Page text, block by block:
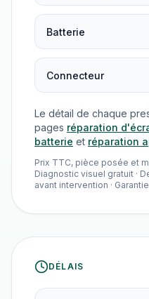
Batterie
Connecteur
Le détail de chaque
pages réparation
batterie et réparation
Prix TTC, pièce posée et
Diagnostic visuel gratuit ·
avant intervention ·
DÉLAIS